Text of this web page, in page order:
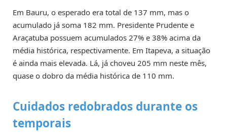
Em Bauru, o esperado era total de 137 mm, mas o
acumulado já soma 182 mm. Presidente Prudente e
Araçatuba possuem acumulados 27% e 38% acima da
média histórica, respectivamente. Em Itapeva, a situação
é ainda mais elevada. Lá, já choveu 205 mm neste mês,
quase o dobro da média histórica de 110 mm.
Cuidados redobrados durante os
temporais